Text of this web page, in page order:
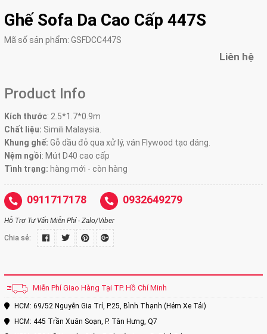
Ghế Sofa Da Cao Cấp 447S
Mã số sản phẩm: GSFDCC447S
Liên hệ
Product Info
Kích thước: 2.5*1.7*0.9m
Chất liệu: Simili Malaysia.
Khung ghế: Gỗ dầu đỏ qua xử lý, ván Flywood tạo dáng.
Nệm ngồi: Mút D40 cao cấp
Tình trạng: hàng mới - còn hàng
0911717178 0932649279
Hỗ Trợ Tư Vấn Miễn Phí - Zalo/Viber
Chia sẻ:
Miễn Phí Giao Hàng Tại TP. Hồ Chí Minh
HCM: 69/52 Nguyễn Gia Trí, P.25, Bình Thạnh (Hẻm Xe Tải)
HCM: 445 Trần Xuân Soạn, P. Tân Hưng, Q7